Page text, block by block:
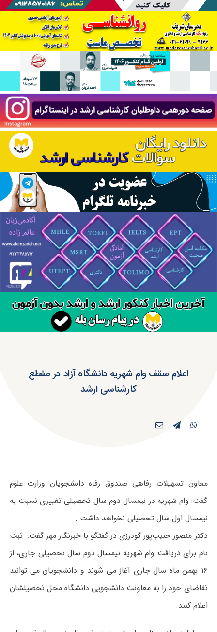
اعلام سقف وام شهریه دانشگاه آزاد در مقطع
کارشناسی ارشد
معاون تسهیلات رفاهی صندوق رفاه دانشجویان وزارت علوم
گفت: وام شهریه در نیمسال دوم سال تحصیلی تغییری نسبت به
نیمسال اول سال تحصیلی نخواهد داشت .
دکتر منصور حبیب‌پور گودرزی در گفتگو با خبرنگار مهر گفت: ثبت
نام برای دریافت وام شهریه نیمسال دوم سال تحصیلی جاری، از
۱۶ بهمن ماه سال جاری آغاز می شوند و دانشجویان می توانند
تقاضای خود را به معاونت دانشجویی دانشگاه محل تحصیلشان
اعلام کنند.